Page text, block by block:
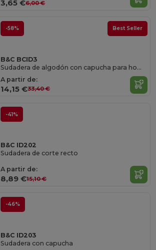
3,65 €6,00 €
-58% Best Seller
B&C BCID3
Sudadera de algodón con capucha para hombre y mujer
A partir de:
14,15 €33,40 €
-41%
B&C ID202
Sudadera de corte recto
A partir de:
8,89 €15,10 €
-46%
B&C ID203
Sudadera con capucha